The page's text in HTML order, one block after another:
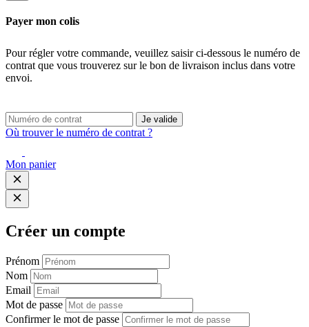
Payer mon colis
Pour régler votre commande, veuillez saisir ci-dessous le numéro de
contrat que vous trouverez sur le bon de livraison inclus dans votre
envoi.
Je valide
Où trouver le numéro de contrat ?
Mon panier
Créer un compte
Prénom
Nom
Email
Mot de passe
Confirmer le mot de passe